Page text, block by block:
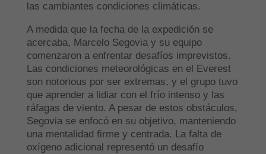
las cambiantes condiciones climáticas.
A medida que la fecha de la expedición se
acercaba, Marcelo Segovia y su equipo
comenzaron a enfrentar desafíos imprevistos.
Las condiciones meteorológicas en el Everest
son notorious por ser extremas, y el grupo tuvo
que aprender a lidiar con el frío intenso y las
ráfagas de viento. A pesar de estos obstáculos,
Segovia se enfocó en su objetivo, manteniendo
una mentalidad firme y centrada. La falta de
oxígeno adicional representó un desafío